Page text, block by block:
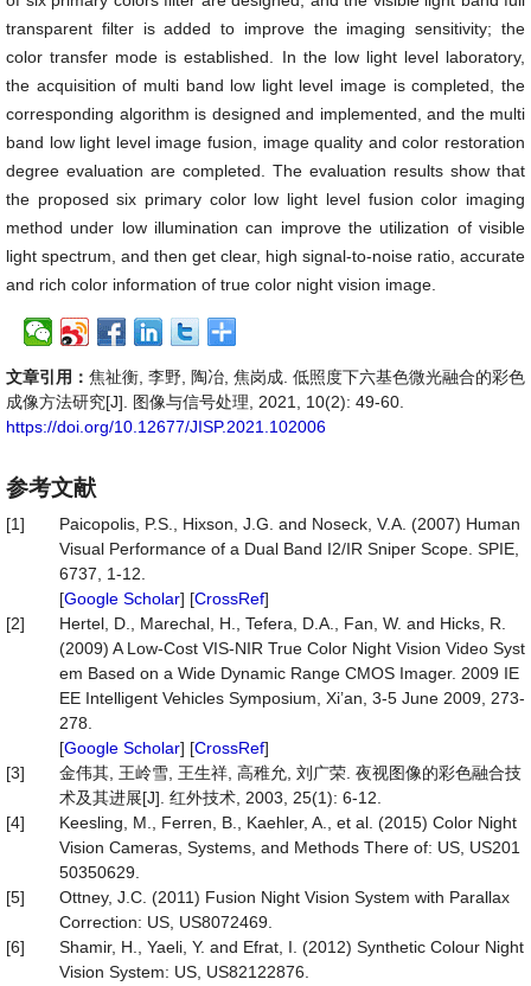
transparent filter is added to improve the imaging sensitivity; the
color transfer mode is established. In the low light level laboratory,
the acquisition of multi band low light level image is completed, the
corresponding algorithm is designed and implemented, and the multi
band low light level image fusion, image quality and color restoration
degree evaluation are completed. The evaluation results show that
the proposed six primary color low light level fusion color imaging
method under low illumination can improve the utilization of visible
light spectrum, and then get clear, high signal-to-noise ratio, accurate
and rich color information of true color night vision image.
文章引用： 焦祉衡, 李野, 陶冶, 焦岗成. 低照度下六基色微光融合的彩色
成像方法研究[J]. 图像与信号处理, 2021, 10(2): 49-60.
https://doi.org/10.12677/JISP.2021.102006
参考文献
[1]
Paicopolis, P.S., Hixson, J.G. and Noseck, V.A. (2007) Human
Visual Performance of a Dual Band I2/IR Sniper Scope. SPIE,
6737, 1-12.
[Google Scholar] [CrossRef]
[2]
Hertel, D., Marechal, H., Tefera, D.A., Fan, W. and Hicks, R.
(2009) A Low-Cost VIS-NIR True Color Night Vision Video Syst
em Based on a Wide Dynamic Range CMOS Imager. 2009 IE
EE Intelligent Vehicles Symposium, Xi’an, 3-5 June 2009, 273-
278.
[Google Scholar] [CrossRef]
[3]
金伟其, 王岭雪, 王生祥, 高稚允, 刘广荣. 夜视图像的彩色融合技
术及其进展[J]. 红外技术, 2003, 25(1): 6-12.
[4]
Keesling, M., Ferren, B., Kaehler, A., et al. (2015) Color Night
Vision Cameras, Systems, and Methods There of: US, US201
50350629.
[5]
Ottney, J.C. (2011) Fusion Night Vision System with Parallax
Correction: US, US8072469.
[6]
Shamir, H., Yaeli, Y. and Efrat, I. (2012) Synthetic Colour Night
Vision System: US, US82122876.